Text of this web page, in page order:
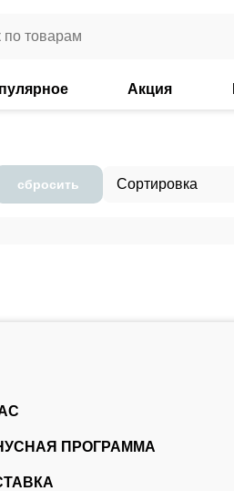
Акция
сбросить Сортировка
ПРОГРАММА